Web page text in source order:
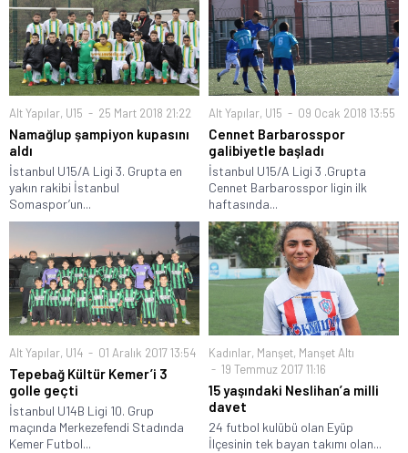
Alt Yapılar, U15 25 Mart 2018 21:22
Namağlup şampiyon kupasını
aldı
İstanbul U15/A Ligi 3. Grupta en
yakın rakibi İstanbul
Somaspor’un...
Alt Yapılar, U15 09 Ocak 2018 13:55
Cennet Barbarosspor
galibiyetle başladı
İstanbul U15/A Ligi 3 .Grupta
Cennet Barbarosspor ligin ilk
haftasında...
Alt Yapılar, U14 01 Aralık 2017 13:54
Tepebağ Kültür Kemer’i 3
golle geçti
İstanbul U14B Ligi 10. Grup
maçında Merkezefendi Stadında
Kemer Futbol...
Kadınlar, Manşet, Manşet Altı
19 Temmuz 2017 11:16
15 yaşındaki Neslihan’a milli
davet
24 futbol kulübü olan Eyüp
İlçesinin tek bayan takımı olan...